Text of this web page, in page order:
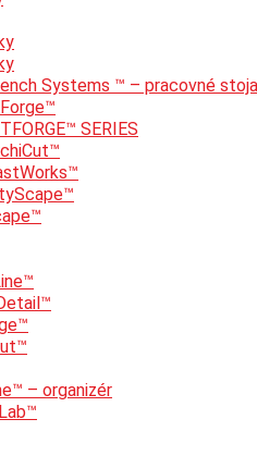
Systems ™ – pracovné
SERIES
– organizér